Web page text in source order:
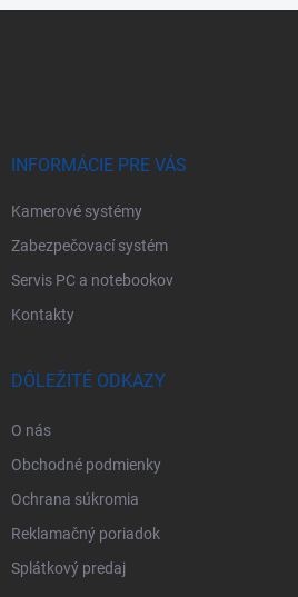
INFORMÁCIE PRE VÁS
Kamerové systémy
Zabezpečovací systém
Servis PC a notebookov
Kontakty
DÔLEŽITÉ ODKAZY
O nás
Obchodné podmienky
Ochrana súkromia
Reklamačný poriadok
Splátkový predaj